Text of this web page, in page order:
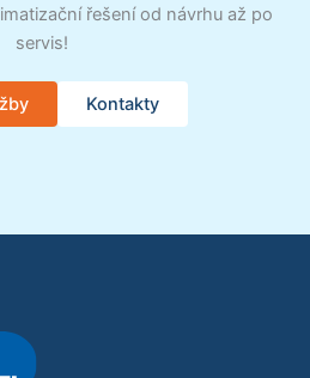
řešení od návrhu až po
servis!
Kontakty